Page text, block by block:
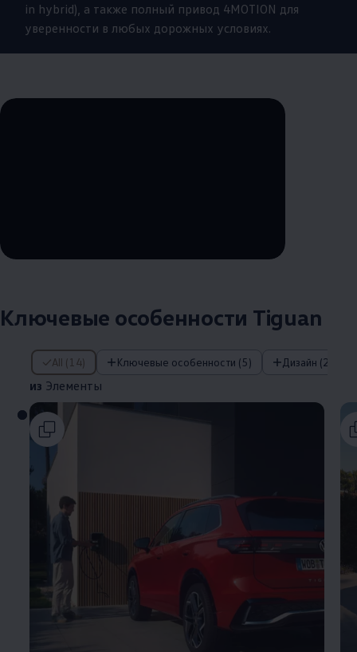
in hybrid), а также полный привод 4MOTION для
уверенности в любых дорожных условиях.
Remaining time, --:--
Ключевые особенности Tiguan
All (14) Ключевые особенности (5) Дизайн (2)
из Элементы
из Элементы